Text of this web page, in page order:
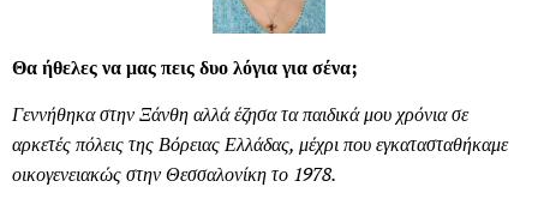
Θα ήθελες να μας πεις δυο λόγια για σένα;
Γεννήθηκα στην Ξάνθη αλλά έζησα τα παιδικά μου χρόνια σε
αρκετές πόλεις της Βόρειας Ελλάδας, μέχρι που εγκατασταθήκαμε
οικογενειακώς στην Θεσσαλονίκη το 1978.